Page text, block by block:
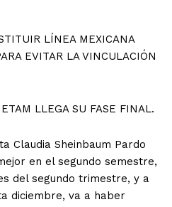
LÍNEA MEXICANA
EVITAR LA VINCULACIÓN
LLEGA SU FASE FINAL.
Claudia Sheinbaum Pardo
en el segundo semestre,
del segundo trimestre, y a
diciembre, va a haber